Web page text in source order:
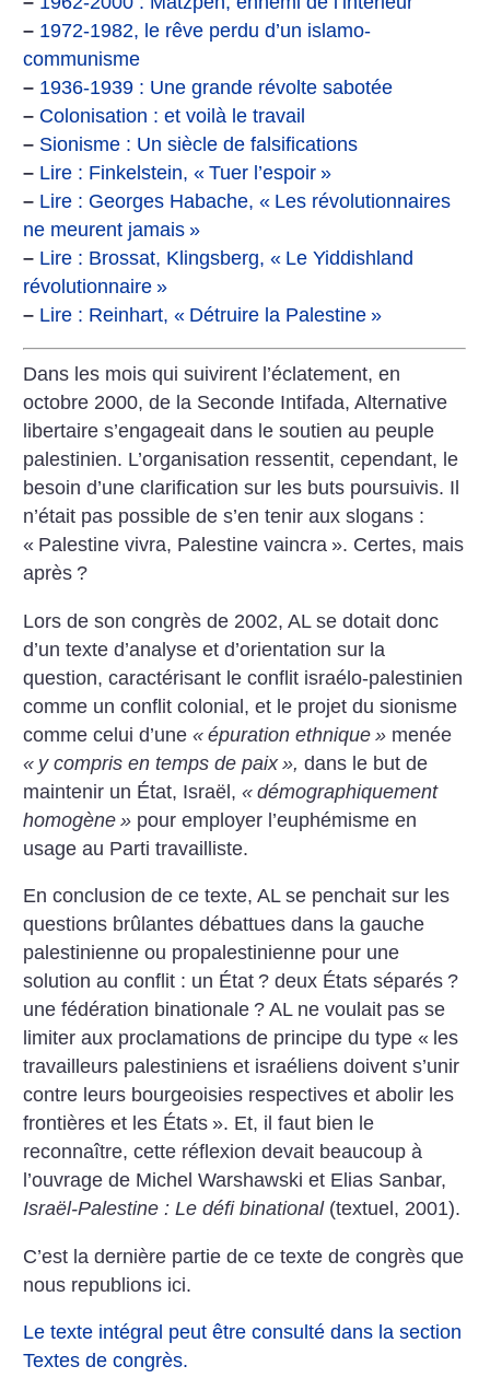
– 1972-1982, le rêve perdu d’un islamo-
communisme
– 1936-1939 : Une grande révolte sabotée
– Colonisation : et voilà le travail
– Sionisme : Un siècle de falsifications
– Lire : Finkelstein, « Tuer l’espoir »
– Lire : Georges Habache, « Les révolutionnaires
ne meurent jamais »
– Lire : Brossat, Klingsberg, « Le Yiddishland
révolutionnaire »
– Lire : Reinhart, « Détruire la Palestine »
Dans les mois qui suivirent l’éclatement, en
octobre 2000, de la Seconde Intifada, Alternative
libertaire s’engageait dans le soutien au peuple
palestinien. L’organisation ressentit, cependant, le
besoin d’une clarification sur les buts poursuivis. Il
n’était pas possible de s’en tenir aux slogans :
« Palestine vivra, Palestine vaincra ». Certes, mais
après ?
Lors de son congrès de 2002, AL se dotait donc
d’un texte d’analyse et d’orientation sur la
question, caractérisant le conflit israélo-palestinien
comme un conflit colonial, et le projet du sionisme
comme celui d’une« épuration ethnique » menée
« y compris en temps de paix », dans le but de
maintenir un État, Israël,« démographiquement
homogène » pour employer l’euphémisme en
usage au Parti travailliste.
En conclusion de ce texte, AL se penchait sur les
questions brûlantes débattues dans la gauche
palestinienne ou propalestinienne pour une
solution au conflit : un État ? deux États séparés ?
une fédération binationale ? AL ne voulait pas se
limiter aux proclamations de principe du type « les
travailleurs palestiniens et israéliens doivent s’unir
contre leurs bourgeoisies respectives et abolir les
frontières et les États ». Et, il faut bien le
reconnaître, cette réflexion devait beaucoup à
l’ouvrage de Michel Warshawski et Elias Sanbar,
Israël-Palestine : Le défi binational(textuel, 2001).
C’est la dernière partie de ce texte de congrès que
nous republions ici.
Le texte intégral peut être consulté dans la section
Textes de congrès.